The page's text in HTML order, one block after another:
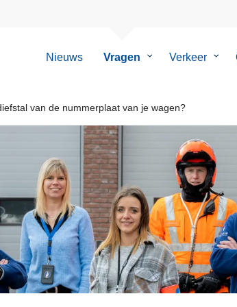
Nieuws Vragen
Submenu
Verkeer
van de nummerplaat van je wagen?